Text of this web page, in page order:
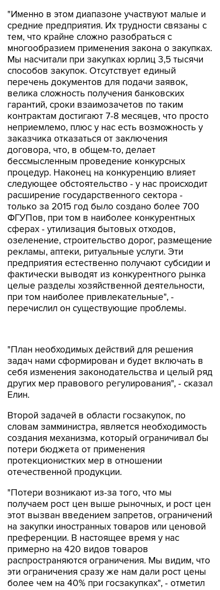
"Именно в этом диапазоне участвуют малые и
средние предприятия. Их трудности связаны с
тем, что крайне сложно разобраться с
многообразием применения закона о закупках.
Мы насчитали при закупках юрлиц 3,5 тысячи
способов закупок. Отсутствует единый
перечень документов для подачи заявок,
велика сложность получения банковских
гарантий, сроки взаимозачетов по таким
контрактам достигают 7-8 месяцев, что просто
неприемлемо, плюс у нас есть возможность у
заказчика отказаться от заключения
договора, что, в общем-то, делает
бессмысленным проведение конкурсных
процедур. Наконец на конкуренцию влияет
следующее обстоятельство - у нас происходит
расширение государственного сектора -
только за 2015 год было создано более 700
ФГУПов, при том в наиболее конкурентных
сферах - утилизация бытовых отходов,
озеленение, строительство дорог, размещение
рекламы, аптеки, ритуальные услуги. Эти
предприятия естественно получают субсидии и
фактически выводят из конкурентного рынка
целые разделы хозяйственной деятельности,
при том наиболее привлекательные", -
перечислил он существующие проблемы.
себя изменения законодательства и целый ряд
других мер правового регулирования", - сказал
Елин.
Второй задачей в области госзакупок, по
создания механизма, который ограничивал бы
потери бюджета от применения
протекционистких мер в отношении
отечественной продукции.
"Потери возникают из-за того, что мы
этот вызван введением запретов, ограничений
на закупки иностранных товаров или ценовой
преференции. В настоящее время у нас
примерно на 420 видов товаров
распространяются ограничения. Мы видим, что
эти ограничения сразу же нам дали рост цены
более чем на 40% при госзакупках", - отметил
он.